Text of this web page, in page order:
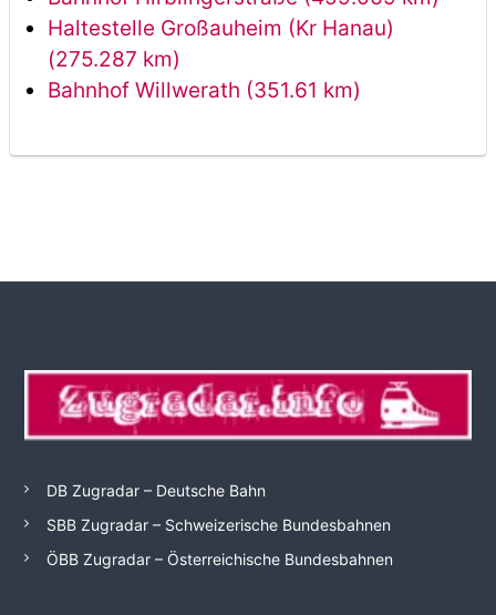
Haltestelle Großauheim (Kr Hanau)
(275.287 km)
Bahnhof Willwerath (351.61 km)
DB Zugradar – Deutsche Bahn
SBB Zugradar – Schweizerische Bundesbahnen
ÖBB Zugradar – Österreichische Bundesbahnen